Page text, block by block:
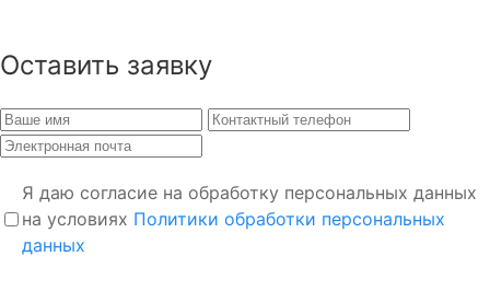
Оставить заявку
Я даю согласие на обработку персональных данных
на условиях Политики обработки персональных
данных